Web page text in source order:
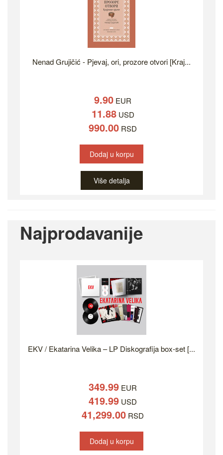
Nenad Grujičić - Pjevaj, ori, prozore otvori [Kraj...
9.90 EUR
11.88USD
990.00 RSD
Dodaj u korpu
Više detalja
Najprodavanije
EKV / Ekatarina Velika – LP Diskografija box-set [...
349.99 EUR
419.99 USD
41,299.00 RSD
Dodaj u korpu